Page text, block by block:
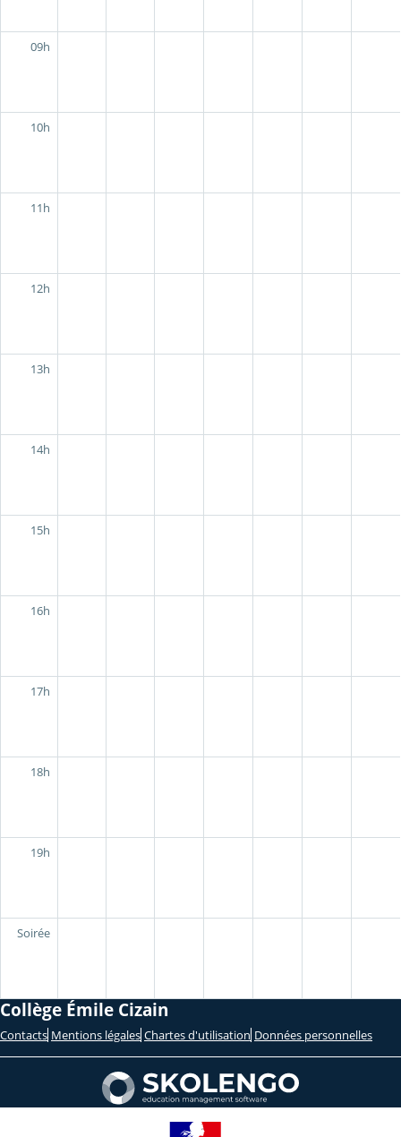
09h
10h
11h
12h
13h
14h
15h
16h
17h
18h
19h
Soirée
Collège Émile Cizain
Contacts Mentions légales Chartes d'utilisation Données personnelles